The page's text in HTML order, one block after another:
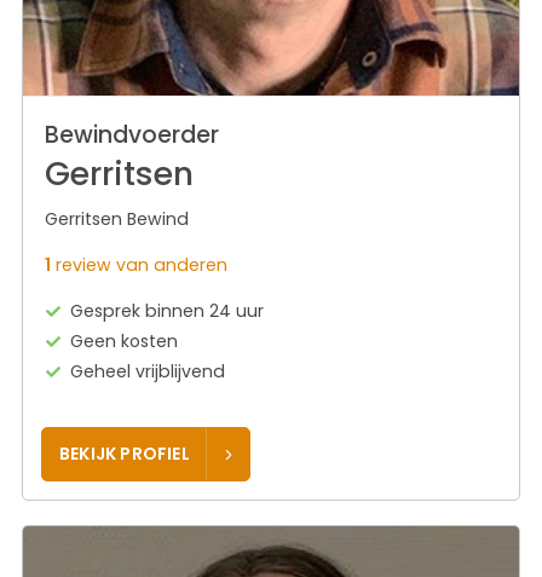
Bewindvoerder
Gerritsen
Gerritsen Bewind
1 review van anderen
Gesprek binnen 24 uur
Geen kosten
Geheel vrijblijvend
BEKIJK PROFIEL